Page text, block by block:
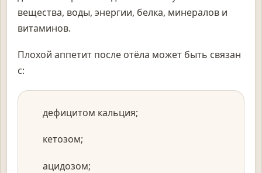
вещества, воды, энергии, белка, минералов и
витаминов.
Плохой аппетит после отёла может быть связан
с:
дефицитом кальция;
кетозом;
ацидозом;